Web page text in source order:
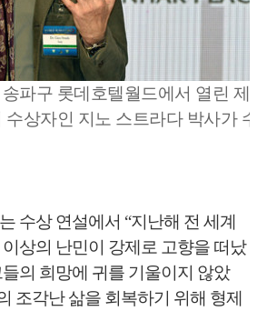
파구 롯데호텔월드에서 열린 제2
수상자인 지노 스트라다 박사가 수
수상 연설에서 “지난해 전 세계
이상의 난민이 강제로 고향을 떠났
의 희망에 귀를 기울이지 않았
조각난 삶을 회복하기 위해 형제